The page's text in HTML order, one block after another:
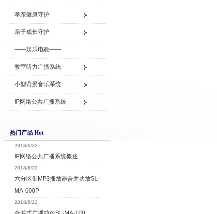
孝亲健康守护
亲子成长守护
——娱乐电教——
教室听力广播系统
小型背景音乐系统
IP网络公共广播系统
热门产品 Hot
2018/6/22
IP网络公共广播系统概述
2018/6/22
六分区带MP3播放器合并功放SL-
MA-600P
2018/6/22